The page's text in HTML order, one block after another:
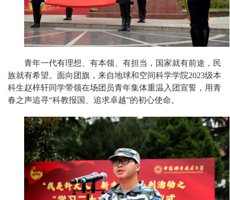
青年一代有理想、有本领、有担当，国家就有前途，民
族就有希望。面向团旗，来自地球和空间科学学院2023级本
科生赵梓轩同学带领在场团员青年集体重温入团宣誓，用青
春之声追寻“科教报国、追求卓越”的初心使命。